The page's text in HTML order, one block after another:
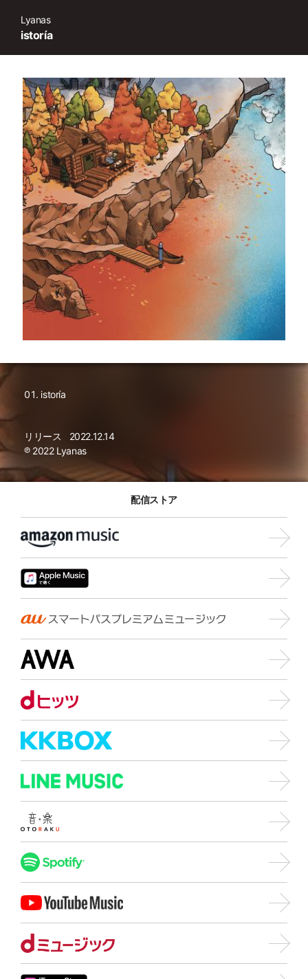
istoría
Lyanas
istoría
リリース
2022.12.14
℗ 2022 Lyanas
配信ストア